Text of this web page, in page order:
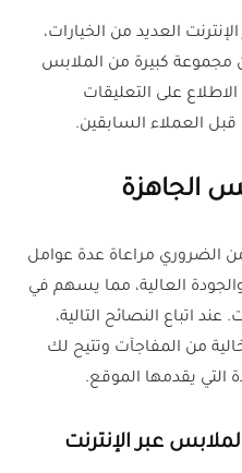
العديد من الخيارات،
كبيرة من الملابس
على التعليقات
العملاء السابقين.
الجاهزة
الضروري مراعاة عدة عوامل
العالية، مما يسهم في
اتباع النصائح التالية،
من المفاجآت وتتيح لك
التي يقدمها الموقع.
عبر الإنترنت